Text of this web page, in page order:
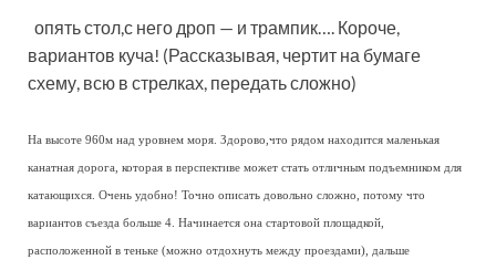
опять стол,с него дроп — и трампик…. Короче,
вариантов куча! (Рассказывая, чертит на бумаге
схему, всю в стрелках, передать сложно)
На высоте 960м над уровнем моря. Здорово,что рядом находится маленькая
канатная дорога, которая в перспективе может стать отличным подъемником для
катающихся. Очень удобно! Точно описать довольно сложно, потому что
вариантов съезда больше 4. Начинается она стартовой площадкой,
расположенной в теньке (можно отдохнуть между проездами), дальше